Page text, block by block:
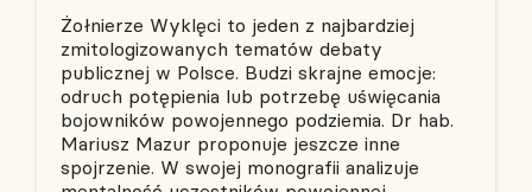
Żołnierze Wyklęci to jeden z najbardziej
zmitologizowanych tematów debaty
publicznej w Polsce. Budzi skrajne emocje:
odruch potępienia lub potrzebę uświęcania
bojowników powojennego podziemia. Dr hab.
Mariusz Mazur proponuje jeszcze inne
spojrzenie. W swojej monografii analizuje